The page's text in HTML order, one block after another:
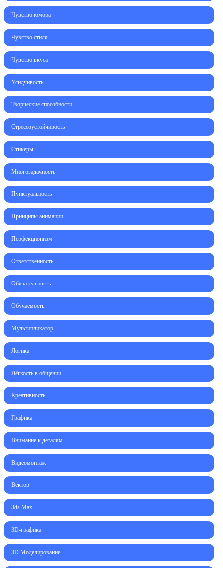
Чувство юмора
Чувство стиля
Чувство вкуса
Усидчивость
Творческие способности
Стрессоустойчивость
Стикеры
Многозадачность
Пунктуальность
Принципы анимации
Перфекционизм
Ответственность
Обязательность
Обучаемость
Мультипликатор
Логика
Лёгкость в общении
Креативность
Графика
Внимание к деталям
Видеомонтаж
Вектор
3ds Max
3D-графика
3D Моделирование